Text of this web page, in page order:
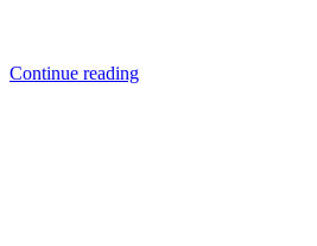
Continue reading